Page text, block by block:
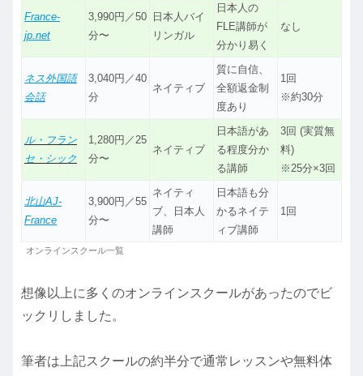
France-
jp.net
3,990円／50
分〜
日本人バイ
リンガル
日本人の
FLE講師が
分かり易く
なし
ネス外国語
会話
3,040円／40
分
ネイティブ
質に自信、
全額返金制
度あり
1回
※約30分
ル・フラン
セ・シック
1,280円／25
分〜
ネイティブ
日本語があ
る程度分か
る講師
3回 (実質無
料)
※25分×3回
北山AJ-
France
3,900円／55
分〜
ネイティ
ブ、日本人
講師
日本語も分
かるネイテ
ィブ講師
1回
オンラインスクール一覧
想像以上に多くのオンラインスクールがあったのでビ
ックリしました。
筆者は上記スクールの約半分で通常レッスンや無料体